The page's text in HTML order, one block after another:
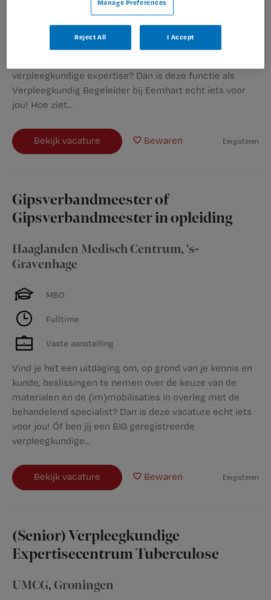
Vaste aanstelling
Heb jij hart voor mensen met een verstandelijke
beperking én een intensieve zorgvraag? Wil jij écht het
verpleegkundige expertise? Dan is deze functie als
Verpleegkundig Begeleider bij Eemhart echt iets voor
jou! Hoe ziet...
Bekijk vacature Bewaren Eergisteren
Gipsverbandmeester of
Gipsverbandmeester in opleiding
Haaglanden Medisch Centrum, 's-
Gravenhage
MBO
Fulltime
Vaste aanstelling
Vind je het een uitdaging om, op grond van je kennis en
kunde, beslissingen te nemen over de keuze van de
materialen en de (im)mobilisaties in overleg met de
behandelend specialist? Dan is deze vacature echt iets
voor jou! Óf ben jij een BIG geregistreerde
verpleegkundige...
Bekijk vacature Bewaren Eergisteren
(Senior) Verpleegkundige
Expertisecentrum Tuberculose
UMCG, Groningen
Manage Preferences
Reject All I Accept